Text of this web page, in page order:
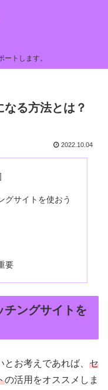
トします。
る方法とは？
2022.10.04
グサイトを使おう
要
チングサイトを
お考えであれば、 セ
の活用をオススメしま